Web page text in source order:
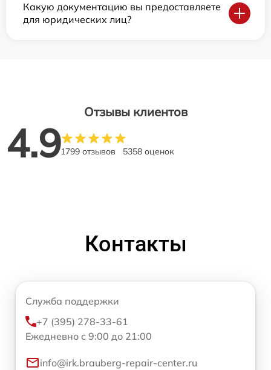
Какую документацию вы предоставляете
для юридических лиц?
Отзывы клиентов
4.91799 отзывов 5358 оценок
Контакты
Служба поддержки
+7 (395) 278-33-61
Ежедневно с 9:00 до 21:00
info@irk.brauberg-repair-center.ru